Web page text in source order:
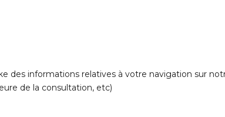
des informations relatives à votre navigation sur
de la consultation, etc)